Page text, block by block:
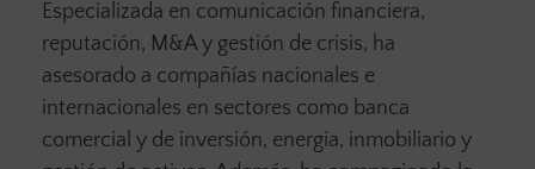
Especializada en comunicación financiera,
reputación, M&A y gestión de crisis, ha
asesorado a compañías nacionales e
internacionales en sectores como banca
comercial y de inversión, energía, inmobiliario y